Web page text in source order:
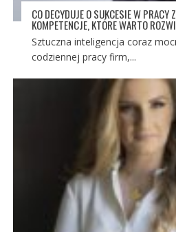
CO DECYDUJE O SUKCESIE W PRACY
KOMPETENCJE, KTÓRE WARTO
Sztuczna inteligencja coraz
codziennej pracy firm,...